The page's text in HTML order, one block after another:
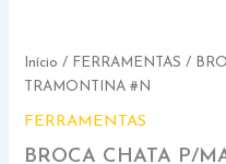
Início / FERRAMENTAS /
TRAMONTINA #N
FERRAMENTAS
BROCA CHATA P/